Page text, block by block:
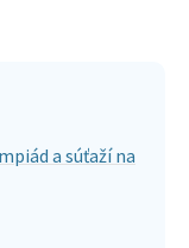
a súťaží na